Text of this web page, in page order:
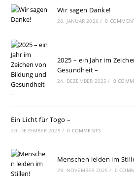
Wir sagen Danke!
28. JANUAR 2026 / 0
2025 – ein Jahr im
Gesundheit –
24. DEZEMBER 2025 / 0
Ein Licht für Togo –
20. DEZEMBER 2025 / 0 COMMENTS
Menschen leiden im
29. NOVEMBER 2025 / 0